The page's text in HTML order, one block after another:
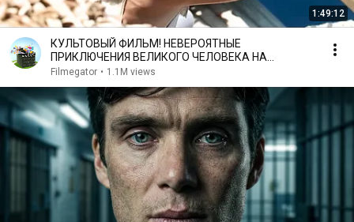
1:49:12
КУЛЬТОВЫЙ ФИЛЬМ! НЕВЕРОЯТНЫЕ
ПРИКЛЮЧЕНИЯ ВЕЛИКОГО ЧЕЛОВЕКА НА
РЕАЛЬНЫХ СОБЫТИЯХ!
Filmegator • 1.1M views